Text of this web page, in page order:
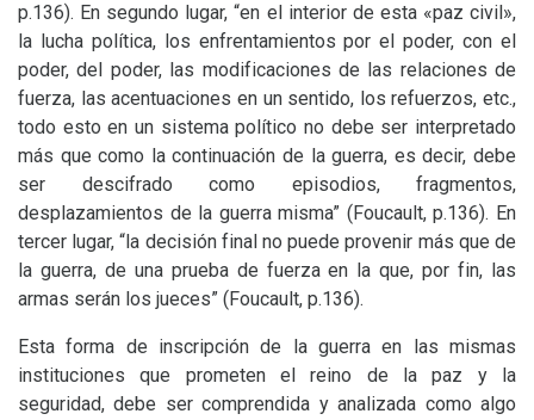
p.136). En segundo lugar, “en el interior de esta «paz civil»,
la lucha política, los enfrentamientos por el poder, con el
poder, del poder, las modificaciones de las relaciones de
fuerza, las acentuaciones en un sentido, los refuerzos, etc.,
todo esto en un sistema político no debe ser interpretado
más que como la continuación de la guerra, es decir, debe
ser descifrado como episodios, fragmentos,
desplazamientos de la guerra misma” (Foucault, p.136). En
tercer lugar, “la decisión final no puede provenir más que de
la guerra, de una prueba de fuerza en la que, por fin, las
armas serán los jueces” (Foucault, p.136).
Esta forma de inscripción de la guerra en las mismas
instituciones que prometen el reino de la paz y la
seguridad, debe ser comprendida y analizada como algo